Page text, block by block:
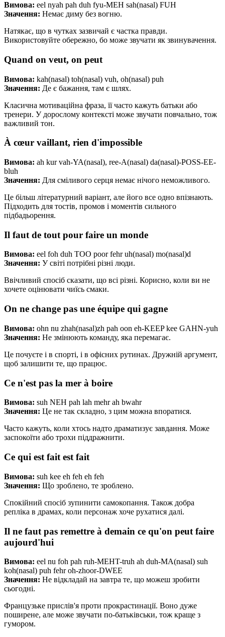
Вимова: eel nyah pah duh fyu-MEH sah(nasal) FUH
Значення: Немає диму без вогню.
Натякає, що в чутках зазвичай є частка правди.
Використовуйте обережно, бо може звучати як звинувачення.
Quand on veut, on peut
Вимова: kah(nasal) toh(nasal) vuh, oh(nasal) puh
Значення: Де є бажання, там є шлях.
Класична мотиваційна фраза, її часто кажуть батьки або
тренери. У дорослому контексті може звучати повчально, тож
важливий тон.
À cœur vaillant, rien d'impossible
Вимова: ah kur vah-YA(nasal), ree-A(nasal) da(nasal)-POSS-EE-
bluh
Значення: Для сміливого серця немає нічого неможливого.
Це більш літературний варіант, але його все одно впізнають.
Підходить для тостів, промов і моментів сильного
підбадьорення.
Il faut de tout pour faire un monde
Вимова: eel foh duh TOO poor fehr uh(nasal) mo(nasal)d
Значення: У світі потрібні різні люди.
Ввічливий спосіб сказати, що всі різні. Корисно, коли ви не
хочете оцінювати чиїсь смаки.
On ne change pas une équipe qui gagne
Вимова: ohn nu zhah(nasal)zh pah oon eh-KEEP kee GAHN-yuh
Значення: Не змінюють команду, яка перемагає.
Це почуєте і в спорті, і в офісних рутинах. Дружній аргумент,
щоб залишити те, що працює.
Ce n'est pas la mer à boire
Вимова: suh NEH pah lah mehr ah bwahr
Значення: Це не так складно, з цим можна впоратися.
Часто кажуть, коли хтось надто драматизує завдання. Може
заспокоїти або трохи піддражнити.
Ce qui est fait est fait
Вимова: suh kee eh feh eh feh
Значення: Що зроблено, те зроблено.
Спокійний спосіб зупинити самокопання. Також добра
репліка в драмах, коли персонаж хоче рухатися далі.
Il ne faut pas remettre à demain ce qu'on peut faire
aujourd'hui
Вимова: eel nu foh pah ruh-MEHT-truh ah duh-MA(nasal) suh
koh(nasal) puh fehr oh-zhoor-DWEE
Значення: Не відкладай на завтра те, що можеш зробити
сьогодні.
Французьке прислів'я проти прокрастинації. Воно дуже
поширене, але може звучати по-батьківськи, тож краще з
гумором.